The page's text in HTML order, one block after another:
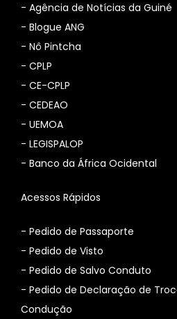
- Agência de Notícias da Guiné
- Blogue ANG
- Nô Pintcha
- CPLP
- CE-CPLP
- CEDEAO
- UEMOA
- LEGISPALOP
- Banco da África Ocidental
Acessos Rápidos
- Pedido de Passaporte
- Pedido de Visto
- Pedido de Salvo Conduto
- Pedido de Declaração de
Condução